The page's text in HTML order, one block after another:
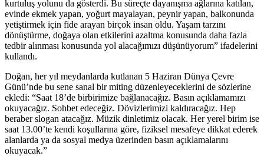
kurtuluş yolunu da gösterdi. Bu süreçte dayanışma ağlarına katılan,
evinde ekmek yapan, yoğurt mayalayan, peynir yapan, balkonunda
yetiştirmek için fide arayan birçok insan oldu. Yaşam tarzını
dönüştürme, doğaya olan etkilerini azaltma konusunda daha fazla
tedbir alınması konusunda yol alacağımızı düşünüyorum” ifadelerini
kullandı.
Doğan, her yıl meydanlarda kutlanan 5 Haziran Dünya Çevre
Günü’nde bu sene sanal bir miting düzenleyeceklerini de sözlerine
ekledi: “Saat 18’de birbirimize bağlanacağız. Basın açıklamamızı
okuyacağız. Sohbet edeceğiz. Dövizlerimizi kaldıracağız. Hep
beraber slogan atacağız. Müzik dinletimiz olacak. Her yerel birim ise
saat 13.00’te kendi koşullarına göre, fiziksel mesafeye dikkat ederek
alanlarda ya da sosyal medya üzerinden basın açıklamalarını
okuyacak.”